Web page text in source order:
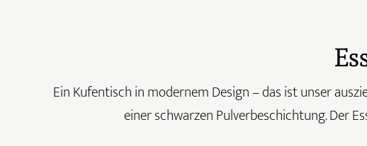
Ein Kufentisch in modernem Design – das ist unser
einer schwarzen Pulverbeschichtung. Der